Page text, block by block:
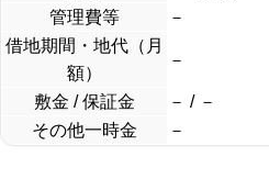
管理費等
－
借地期間・地代（月
額）
－
敷金 / 保証金 － / －
その他一時金
－